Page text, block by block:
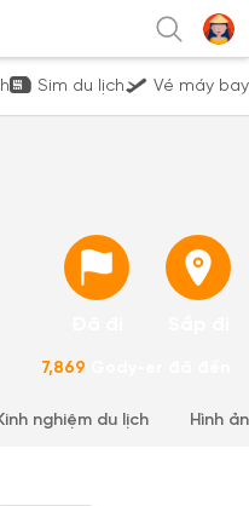
Sim du lịch Vé máy bay
7,869
nghiệm du lịch Hình